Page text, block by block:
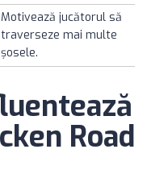
Motivează jucătorul să
traverseze mai multe
șosele.
Road